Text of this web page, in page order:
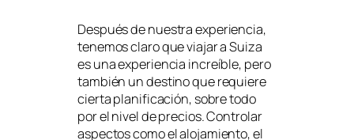
Después de nuestra experiencia,
tenemos claro que viajar a Suiza
es una experiencia increíble, pero
también un destino que requiere
cierta planificación, sobre todo
por el nivel de precios. Controlar
aspectos como el alojamiento, el